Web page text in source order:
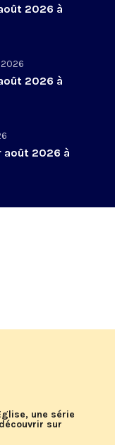
2026 à
2026 à
août 2026 à
une série
sur